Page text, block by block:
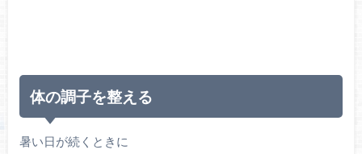
体の調子を整える
暑い日が続くときに